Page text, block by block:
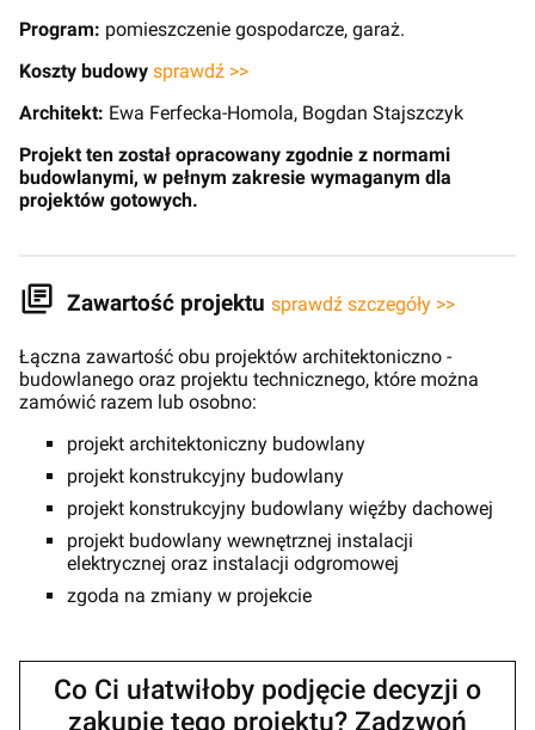
Program: pomieszczenie gospodarcze, garaż.
Koszty budowy sprawdź >>
Architekt: Ewa Ferfecka-Homola, Bogdan Stajszczyk
Projekt ten został opracowany zgodnie z normami
budowlanymi, w pełnym zakresie wymaganym dla
projektów gotowych.
Zawartość projektu sprawdź szczegóły >>
Łączna zawartość obu projektów architektoniczno -
budowlanego oraz projektu technicznego, które można
zamówić razem lub osobno:
projekt architektoniczny budowlany
projekt konstrukcyjny budowlany
projekt konstrukcyjny budowlany więźby dachowej
projekt budowlany wewnętrznej instalacji
elektrycznej oraz instalacji odgromowej
zgoda na zmiany w projekcie
Co Ci ułatwiłoby podjęcie decyzji o
zakupie tego projektu? Zadzwoń